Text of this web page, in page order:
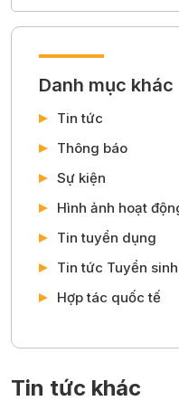
Danh mục khác
Tin tức
Thông báo
Sự kiện
Hình ảnh hoạt
Tin tuyển dụng
Tin tức Tuyển sinh
Hợp tác quốc tế
Tin tức khác